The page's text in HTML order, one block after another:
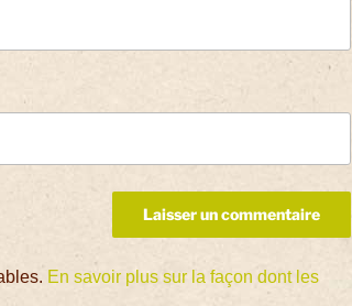
En savoir plus sur la façon dont les